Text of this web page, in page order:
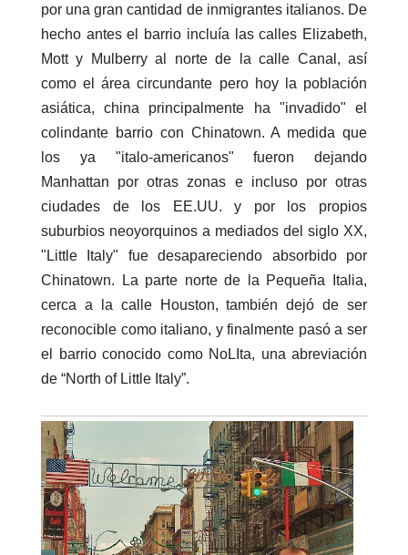
por una gran cantidad de inmigrantes italianos. De
hecho antes el barrio incluía las calles Elizabeth,
Mott y Mulberry al norte de la calle Canal, así
como el área circundante pero hoy la población
asiática, china principalmente ha "invadido" el
colindante barrio con Chinatown. A medida que
los ya "italo-americanos" fueron dejando
Manhattan por otras zonas e incluso por otras
ciudades de los EE.UU. y por los propios
suburbios neoyorquinos a mediados del siglo XX,
"Little Italy" fue desapareciendo absorbido por
Chinatown. La parte norte de la Pequeña Italia,
cerca a la calle Houston, también dejó de ser
reconocible como italiano, y finalmente pasó a ser
el barrio conocido como NoLIta, una abreviación
de “North of Little Italy”.